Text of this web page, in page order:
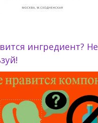
ингредиент? Не